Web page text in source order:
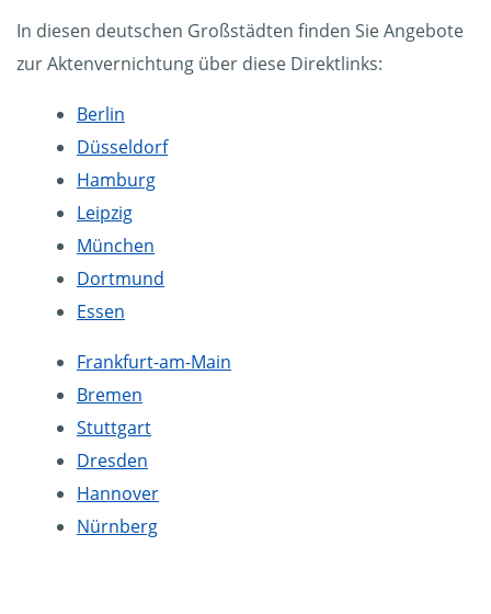
In diesen deutschen Großstädten finden Sie Angebote
zur Aktenvernichtung über diese Direktlinks:
Berlin
Düsseldorf
Hamburg
Leipzig
München
Dortmund
Essen
Frankfurt-am-Main
Bremen
Stuttgart
Dresden
Hannover
Nürnberg